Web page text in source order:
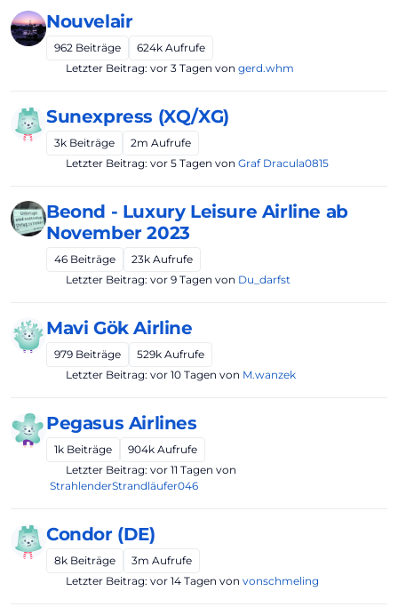
Nouvelair
962 Beiträge 624k Aufrufe
Letzter Beitrag: vor 3 Tagen von gerd.whm
Sunexpress (XQ/XG)
3k Beiträge 2m Aufrufe
Letzter Beitrag: vor 5 Tagen von Graf Dracula0815
Beond - Luxury Leisure Airline ab
November 2023
46 Beiträge 23k Aufrufe
Letzter Beitrag: vor 9 Tagen von Du_darfst
Mavi Gök Airline
979 Beiträge 529k Aufrufe
Letzter Beitrag: vor 10 Tagen von M.wanzek
Pegasus Airlines
1k Beiträge 904k Aufrufe
Letzter Beitrag: vor 11 Tagen von
StrahlenderStrandläufer046
Condor (DE)
8k Beiträge 3m Aufrufe
Letzter Beitrag: vor 14 Tagen von vonschmeling